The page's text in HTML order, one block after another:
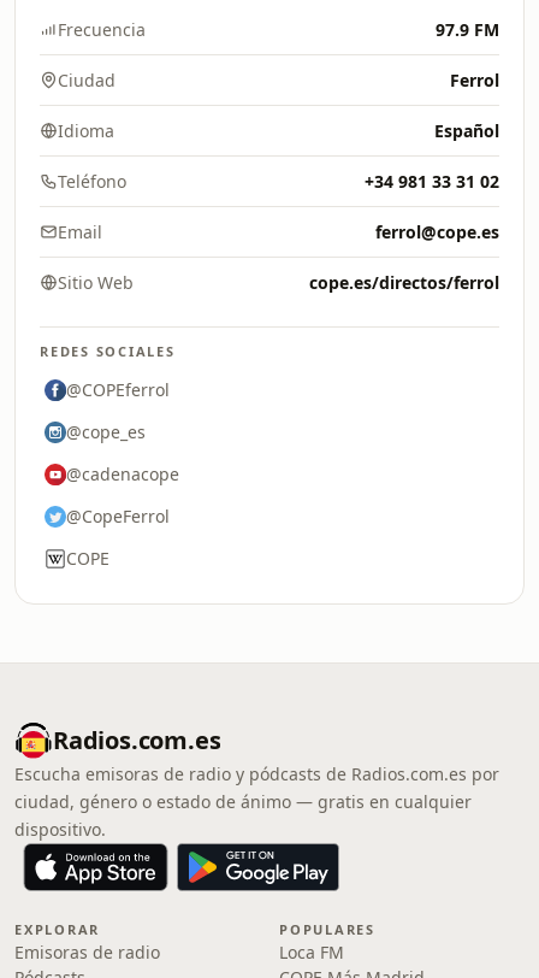
Frecuencia 97.9 FM
Ciudad Ferrol
Idioma Español
Teléfono +34 981 33 31 02
Email ferrol@cope.es
Sitio Web cope.es/directos/ferrol
REDES SOCIALES
@COPEferrol
@cope_es
@cadenacope
@CopeFerrol
COPE
Radios.com.es
Escucha emisoras de radio y pódcasts de Radios.com.es por
ciudad, género o estado de ánimo — gratis en cualquier
dispositivo.
EXPLORAR
Emisoras de radio
POPULARES
Loca FM